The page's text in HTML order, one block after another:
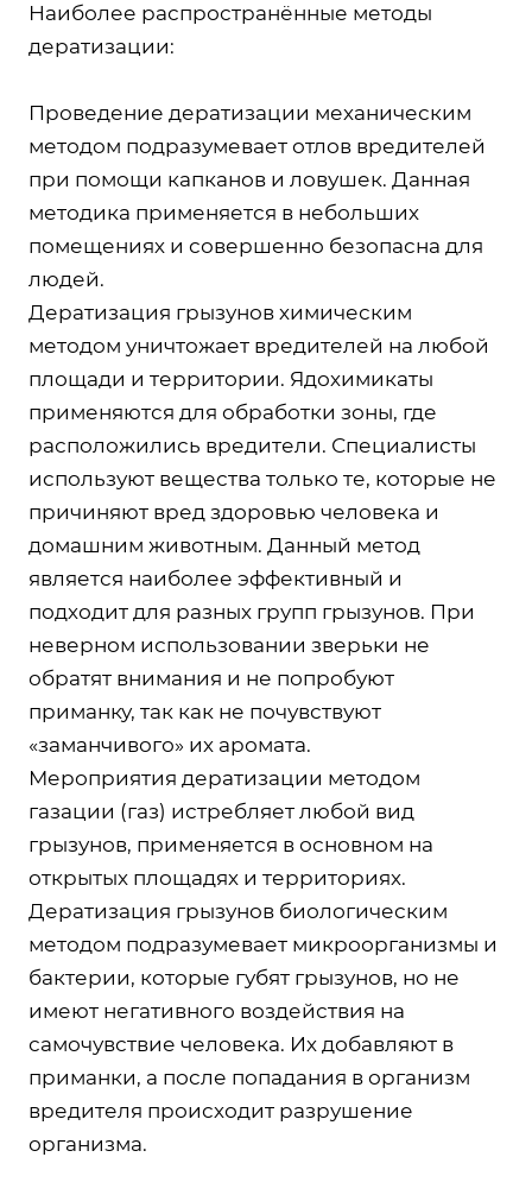
Наиболее распространённые методы
дератизации:
Проведение дератизации механическим
методом подразумевает отлов вредителей
при помощи капканов и ловушек. Данная
методика применяется в небольших
помещениях и совершенно безопасна для
людей.
Дератизация грызунов химическим
методом уничтожает вредителей на любой
площади и территории. Ядохимикаты
применяются для обработки зоны, где
расположились вредители. Специалисты
используют вещества только те, которые не
причиняют вред здоровью человека и
домашним животным. Данный метод
является наиболее эффективный и
подходит для разных групп грызунов. При
неверном использовании зверьки не
обратят внимания и не попробуют
приманку, так как не почувствуют
«заманчивого» их аромата.
Мероприятия дератизации методом
газации (газ) истребляет любой вид
грызунов, применяется в основном на
открытых площадях и территориях.
Дератизация грызунов биологическим
методом подразумевает микроорганизмы и
бактерии, которые губят грызунов, но не
имеют негативного воздействия на
самочувствие человека. Их добавляют в
приманки, а после попадания в организм
вредителя происходит разрушение
организма.